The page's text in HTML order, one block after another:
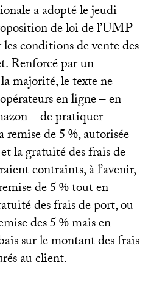
a adopté le jeudi
de loi de l’UMP
conditions de vente des
Renforcé par un
majorité, le texte ne
en ligne – en
– de pratiquer
remise de 5%, autorisée
la gratuité des frais de
contraints, à l’avenir,
de 5% tout en
des frais de port, ou
des 5% mais en
sur le montant des frais
au client.